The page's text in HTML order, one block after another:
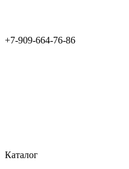
+7-909-664-76-86
Каталог